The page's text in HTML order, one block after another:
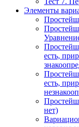
Элементы
есть,
есть,
нет)